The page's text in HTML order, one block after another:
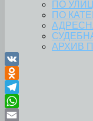
ПО
ПО
АРХИВ
VK
Odnoklassniki
Telegram
WhatsApp